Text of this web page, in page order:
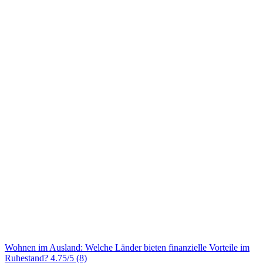
Wohnen im Ausland: Welche Länder bieten finanzielle Vorteile im
Ruhestand? 4.75/5 (8)